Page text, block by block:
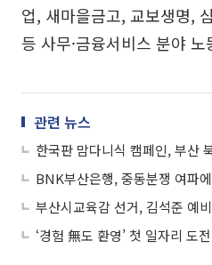
업, 새마을금고, 교보생명,
등 사무·금융서비스 분야
관련 뉴스
‘경험 無도 환영’ 첫 일자리 도